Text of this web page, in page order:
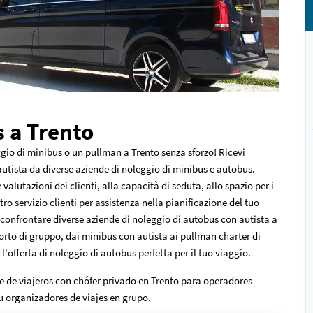
a Trento
di minibus o un pullman a Trento senza sforzo! Ricevi
da diverse aziende di noleggio di minibus e autobus.
dei clienti, alla capacità di seduta, allo spazio per i
servizio clienti per assistenza nella pianificazione del tuo
diverse aziende di noleggio di autobus con autista a
di gruppo, dai minibus con autista ai pullman charter di
di noleggio di autobus perfetta per il tuo viaggio.
viajeros con chófer privado en Trento para operadores
de viajes en grupo.